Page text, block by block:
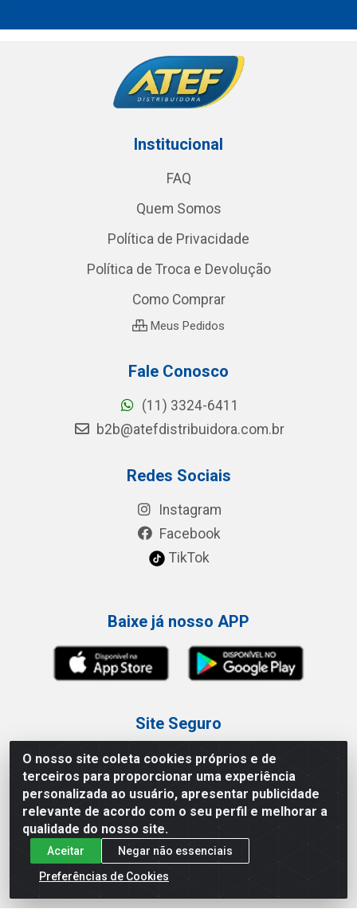
O nosso site coleta cookies próprios e de
terceiros para proporcionar uma experiência
personalizada ao usuário, apresentar publicidade
relevante de acordo com o seu perfil e melhorar a
qualidade do nosso site.
Aceitar
Negar não essenciais
Preferências de Cookies
Institucional
FAQ
Quem Somos
Política de Privacidade
Política de Troca e Devolução
Como Comprar
Meus Pedidos
Fale Conosco
(11) 3324-6411
b2b@atefdistribuidora.com.br
Redes Sociais
Instagram
Facebook
TikTok
Baixe já nosso APP
Site Seguro
Loja / Showroom
Tel.: (11) 3227-0546
Av Vautier, 587/597 - Pari - São Paulo/SP